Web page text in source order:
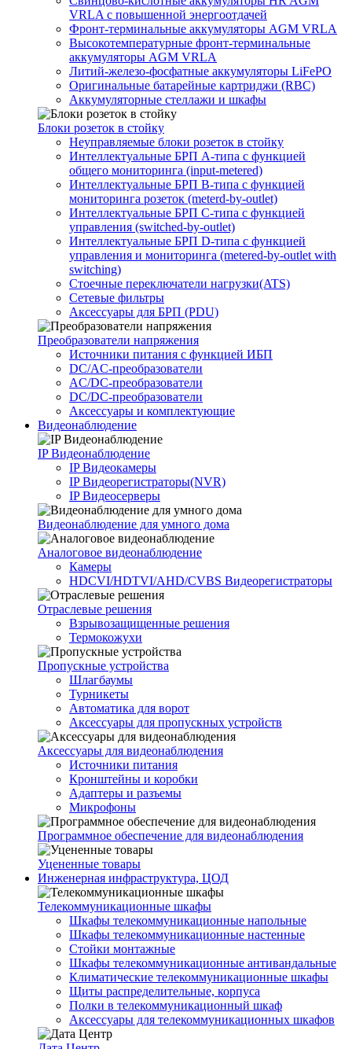
VRLA с повышенной энергоотдачей
Фронт-терминальные аккумуляторы AGM VRLA
Высокотемпературные фронт-терминальные
аккумуляторы AGM VRLA
Литий-железо-фосфатные аккумуляторы LiFePO
Оригинальные батарейные картриджи (RBC)
Аккумуляторные стеллажи и шкафы
Блоки розеток в стойку
Неуправляемые блоки розеток в стойку
Интеллектуальные БРП А-типа с функцией
общего мониторинга (input-metered)
Интеллектуальные БРП B-типа с функцией
мониторинга розеток (meterd-by-outlet)
Интеллектуальные БРП C-типа с функцией
управления (switched-by-outlet)
Интеллектуальные БРП D-типа с функцией
управления и мониторинга (metered-by-outlet with
switching)
Стоечные переключатели нагрузки(ATS)
Сетевые фильтры
Аксессуары для БРП (PDU)
Преобразователи напряжения
Источники питания c функцией ИБП
DC/AC-преобразователи
AC/DC-преобразователи
DC/DC-преобразователи
Аксессуары и комплектующие
Видеонаблюдение
IP Видеонаблюдение
IP Видеокамеры
IP Видеорегистраторы(NVR)
IP Видеосерверы
Видеонаблюдение для умного дома
Аналоговое видеонаблюдение
Камеры
HDCVI/HDTVI/AHD/CVBS Видеорегистраторы
Отраслевые решения
Взрывозащищенные решения
Термокожухи
Пропускные устройства
Шлагбаумы
Турникеты
Автоматика для ворот
Аксессуары для пропускных устройств
Аксессуары для видеонаблюдения
Источники питания
Кронштейны и коробки
Адаптеры и разъемы
Микрофоны
Программное обеспечение для видеонаблюдения
Уцененные товары
Инженерная инфраструктура, ЦОД
Телекоммуникационные шкафы
Шкафы телекоммуникационные напольные
Шкафы телекоммуникационные настенные
Стойки монтажные
Шкафы телекоммуникационные антивандальные
Климатические телекоммуникационные шкафы
Щиты распределительные, корпуса
Полки в телекоммуникационный шкаф
Аксессуары для телекоммуникационных шкафов